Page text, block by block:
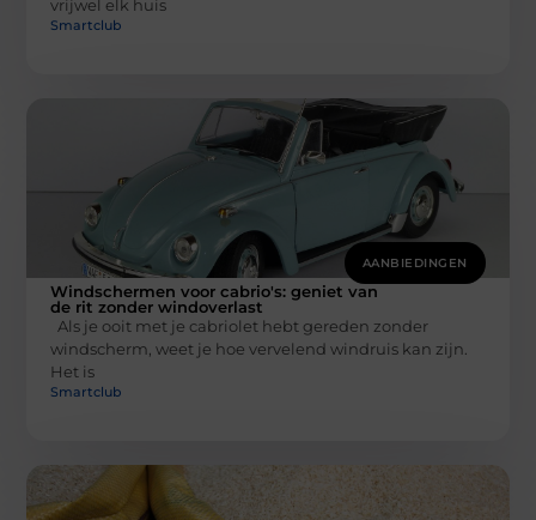
vrijwel elk huis
Smartclub
AANBIEDINGEN
Windschermen voor cabrio's: geniet van
de rit zonder windoverlast
Als je ooit met je cabriolet hebt gereden zonder
windscherm, weet je hoe vervelend windruis kan zijn.
Het is
Smartclub